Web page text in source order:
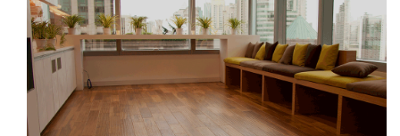
Pinturas para Decks